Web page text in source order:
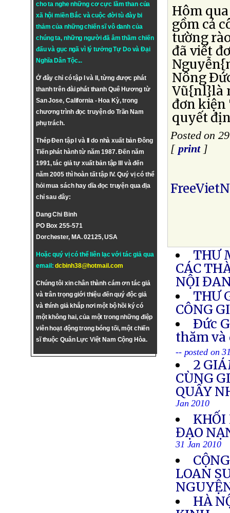
cho ta nghe những cơ cực lầm than của
xã hội miền Bắc và cuộc đời tù đày bi
thảm của những chiến sĩ vô danh của
chúng ta, những người đã âm thầm chiến
đấu và gục ngã vì lý tưởngTự DovàĐại
Nghĩa Dân Tộc...
Ở đây chỉ có tập I và II, từng được phát
thanh trên đài phát thanh Quê Hương từ
San Jose, California - Hoa Kỳ, trong
chương trình đọc truyện do Trần Nam
phụ trách.
Thép Đen tập I và II do nhà xuất bản Đông
Tiến phát hành từ năm 1987. Đến năm
1991, tác giả tự xuất bản tập III và đến
năm 2005 thì hoàn tất tập IV. Quý vị có thể
hỏi mua sách hay dĩa đọc truyện qua địa
chỉ sau đây:
Dang Chi Binh
PO Box 255-571
Dorchester, MA. 02125, USA
Hoặc quý vị có thể liên lạc với tác giả qua
email:dcbinh38@hotmail.com
Chúng tôi xin chân thành cám ơn tác giả
và trân trọng giới thiệu đến quý độc giả
và thính giả khắp nơi một bộ hồi ký có
một không hai, của một trong những điệp
viên hoạt động trong bóng tối, một chiến
sĩ thuộc Quân Lực Việt Nam Cộng Hòa.
Hôm
gồm cả
tường
đã viết
Nông
Vũ{nl}là
đơn kiện
quyết
Posted on
[ print]
THƯ
CÁC
NỘI
THƯ
CÔNG
Ðức
thăm và
-- posted on
2
CÙNG
QUẤY
Jan 2010
KHỐI
ĐẠO
31 Jan 2010
LOAN
HÀ